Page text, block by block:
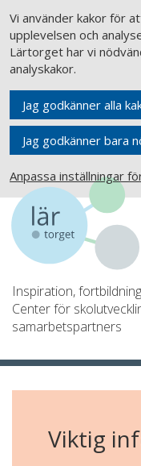
Vi använder kakor för
upplevelsen och
Lärtorget har vi
analyskakor.
Jag godkänner alla
Jag godkänner bara
Anpassa inställningar
Inspiration,
Center för
samarbetspartners
Viktig